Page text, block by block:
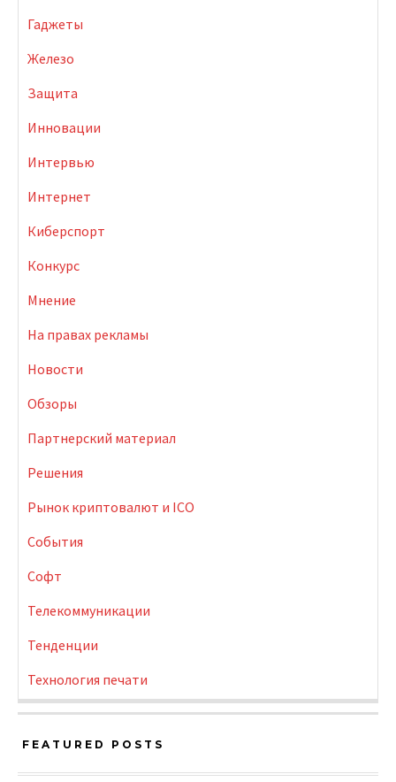
Гаджеты
Железо
Защита
Инновации
Интервью
Интернет
Киберспорт
Конкурс
Мнение
На правах рекламы
Новости
Обзоры
Партнерский материал
Решения
Рынок криптовалют и ICO
События
Софт
Телекоммуникации
Тенденции
Технология печати
FEATURED POSTS